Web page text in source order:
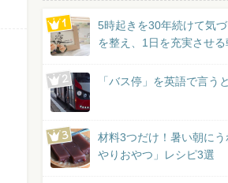
5時起きを30年続けて気
を整え、1日を充実させ
「バス停」を英語で言う
材料3つだけ！暑い朝に
やりおやつ」レシピ3選